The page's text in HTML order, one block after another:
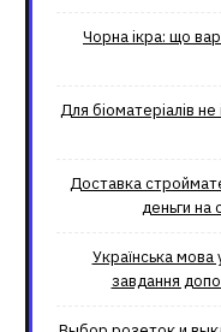
Чорна ікра: що
Для біоматеріалів
Доставка
деньги на
Українська мова
завдання